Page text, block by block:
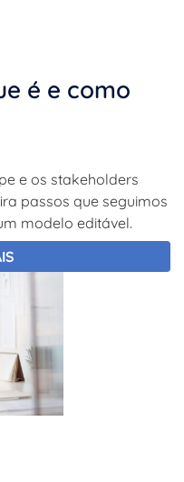
é e como
e os stakeholders
passos que seguimos
modelo editável.